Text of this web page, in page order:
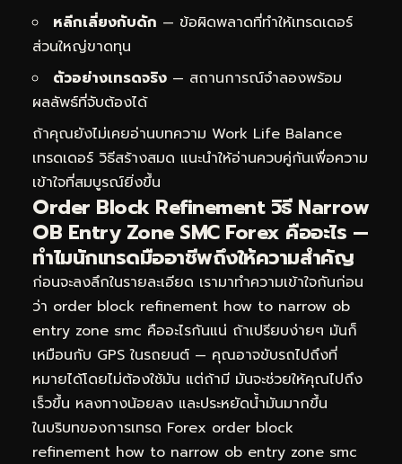
หลีกเลี่ยงกับดัก — ข้อผิดพลาดที่ทำให้เทรดเดอร์
ส่วนใหญ่ขาดทุน
ตัวอย่างเทรดจริง — สถานการณ์จำลองพร้อม
ผลลัพธ์ที่จับต้องได้
ถ้าคุณยังไม่เคยอ่านบทความ Work Life Balance
เทรดเดอร์ วิธีสร้างสมด แนะนำให้อ่านควบคู่กันเพื่อความ
เข้าใจที่สมบูรณ์ยิ่งขึ้น
Order Block Refinement วิธี Narrow
OB Entry Zone SMC Forex คืออะไร —
ทำไมนักเทรดมืออาชีพถึงให้ความสำคัญ
ก่อนจะลงลึกในรายละเอียด เรามาทำความเข้าใจกันก่อน
ว่า order block refinement how to narrow ob
entry zone smc คืออะไรกันแน่ ถ้าเปรียบง่ายๆ มันก็
เหมือนกับ GPS ในรถยนต์ — คุณอาจขับรถไปถึงที่
หมายได้โดยไม่ต้องใช้มัน แต่ถ้ามี มันจะช่วยให้คุณไปถึง
เร็วขึ้น หลงทางน้อยลง และประหยัดน้ำมันมากขึ้น
ในบริบทของการเทรด Forex order block
refinement how to narrow ob entry zone smc